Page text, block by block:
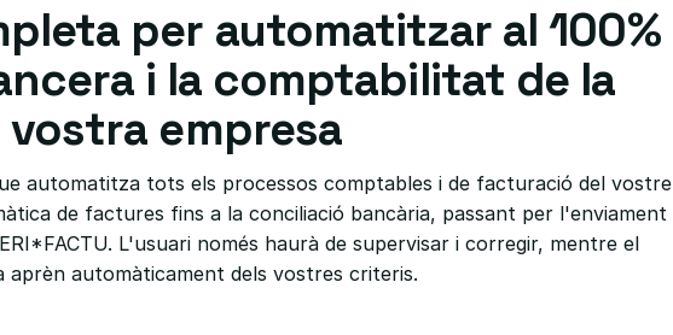
per automatitzar al 100%
i la comptabilitat de la
vostra empresa
automatitza tots els processos comptables i de facturació del vostre
de factures fins a la conciliació bancària, passant per l'enviament
L'usuari només haurà de supervisar i corregir, mentre el
aprèn automàticament dels vostres criteris.